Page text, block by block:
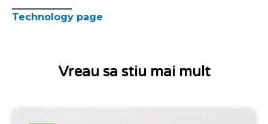
Technology page
Vreau sa stiu mai mult